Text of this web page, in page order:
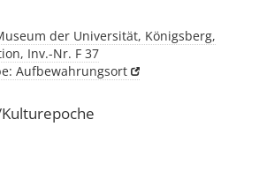
der Universität, Königsberg,
Inv.-Nr. F 37
Aufbewahrungsort